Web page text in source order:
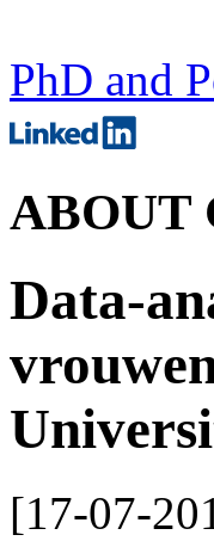
PhD and
ABOUT
Data-
[17-07-